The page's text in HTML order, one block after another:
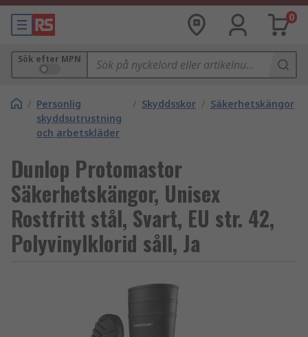
0
Sök efter MPN
/ Personlig
skyddsutrustning
och arbetskläder
/ Skyddsskor / Säkerhetskängor
Dunlop Protomastor
Säkerhetskängor, Unisex
Rostfritt stål, Svart, EU str. 42,
Polyvinylklorid såll, Ja